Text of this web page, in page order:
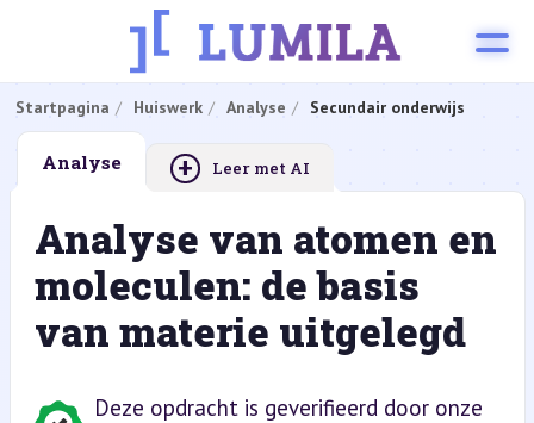
Startpagina Huiswerk Analyse Secundair onderwijs
Analyse + Leer met AI
Analyse van atomen en
moleculen: de basis
van materie uitgelegd
Deze opdracht is geverifieerd door onze